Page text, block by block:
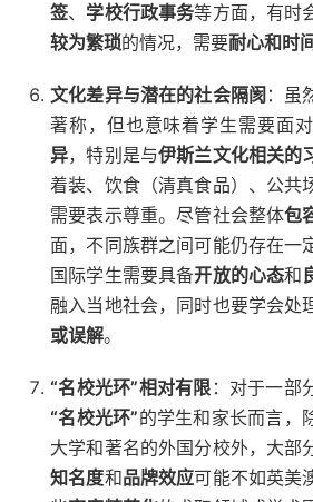
签、 学校行政事务等方面，有时
较为繁琐的情况，需要耐心和时
文化差异与潜在的社会隔阂 ：虽
著称，但也意味着学生需要面
异，特别是与伊斯兰文化相关的
着装、饮食（清真食品）、公共
需要表示尊重。尽管社会整体包
面，不同族群之间可能仍存在一
国际学生需要具备开放的心态和
融入当地社会，同时也要学会处
或误解。
“名校光环”相对有限 ：对于一部
“名校光环”的学生和家长而言，
大学和著名的外国分校外，大部
知名度和品牌效应可能不如英美